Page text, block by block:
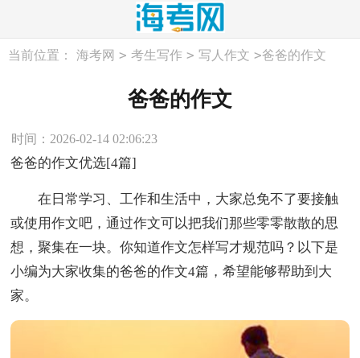
当前位置： 海考网 > 考生写作 > 写人作文 >爸爸的作文
爸爸的作文
时间：2026-02-14 02:06:23
爸爸的作文优选[4篇]
在日常学习、工作和生活中，大家总免不了要接触
或使用作文吧，通过作文可以把我们那些零零散散的思
想，聚集在一块。你知道作文怎样写才规范吗？以下是
小编为大家收集的爸爸的作文4篇，希望能够帮助到大
家。